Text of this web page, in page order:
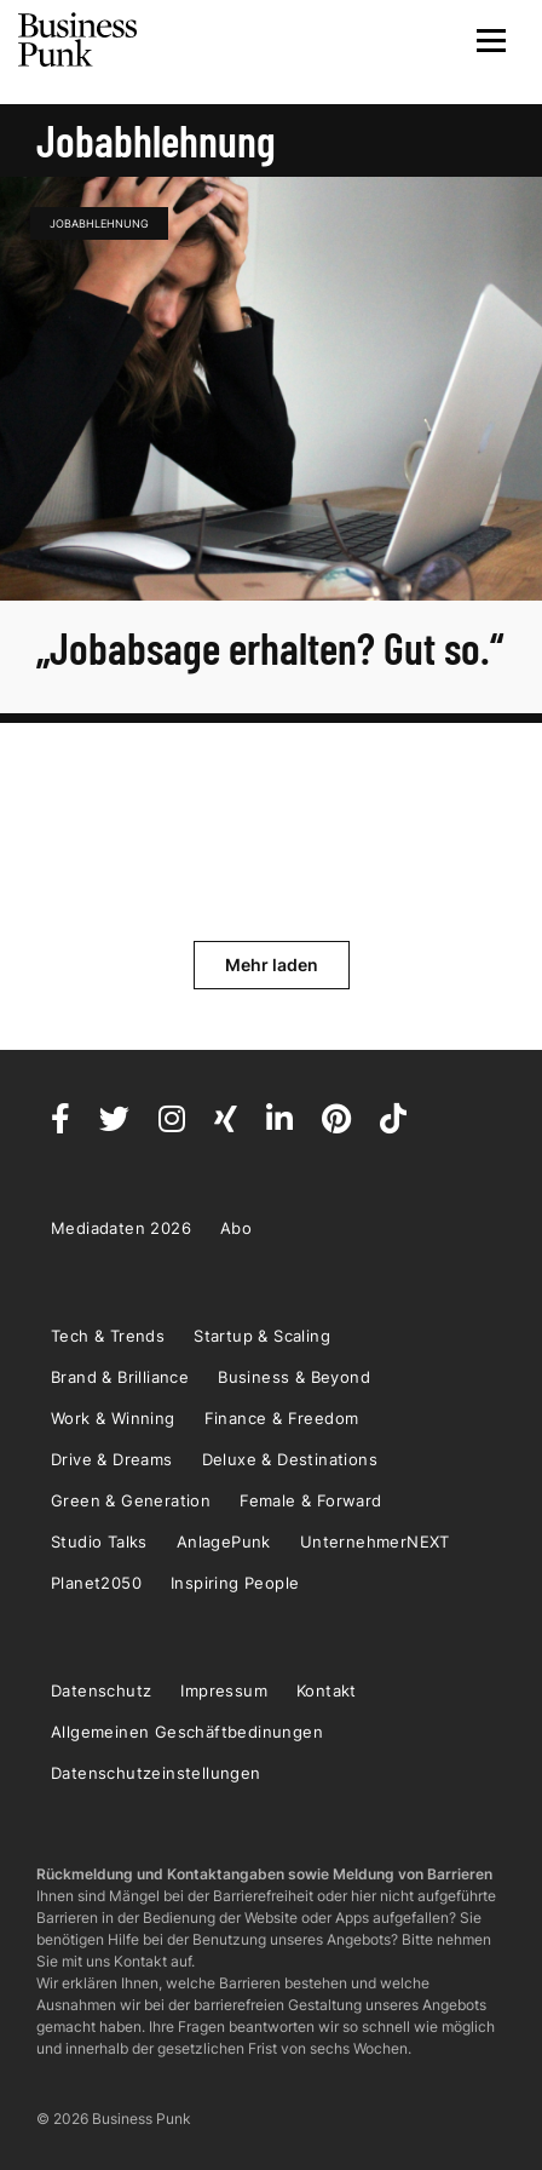
Jobabhlehnung
JOBABHLEHNUNG
„Jobabsage erhalten? Gut so.“
Mehr laden
Mediadaten 2026 Abo
Tech & Trends Startup & Scaling
Brand & Brilliance Business & Beyond
Work & Winning Finance & Freedom
Drive & Dreams Deluxe & Destinations
Green & Generation Female & Forward
Studio Talks AnlagePunk UnternehmerNEXT
Planet2050 Inspiring People
Datenschutz Impressum Kontakt
Allgemeinen Geschäftbedinungen
Datenschutzeinstellungen
Rückmeldung und Kontaktangaben sowie Meldung von Barrieren
Ihnen sind Mängel bei der Barrierefreiheit oder hier nicht aufgeführte
Barrieren in der Bedienung der Website oder Apps aufgefallen? Sie
benötigen Hilfe bei der Benutzung unseres Angebots? Bitte nehmen
Sie mit uns Kontakt auf.
Wir erklären Ihnen, welche Barrieren bestehen und welche
Ausnahmen wir bei der barrierefreien Gestaltung unseres Angebots
gemacht haben. Ihre Fragen beantworten wir so schnell wie möglich
und innerhalb der gesetzlichen Frist von sechs Wochen.
© 2026 Business Punk